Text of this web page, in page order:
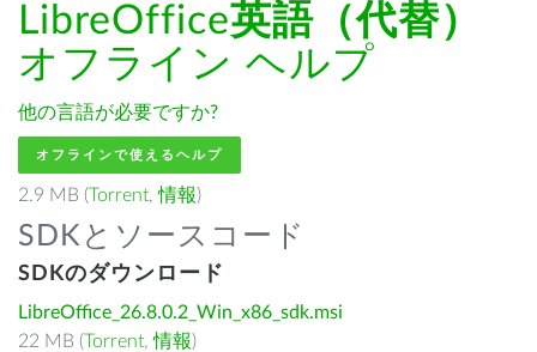
LibreOffice英語（代替）
オフライン ヘルプ
他の言語が必要ですか?
オフラインで使えるヘルプ
2.9 MB (Torrent,情報)
SDKとソースコード
SDKのダウンロード
LibreOffice_26.8.0.2_Win_x86_sdk.msi
22 MB (Torrent,情報)